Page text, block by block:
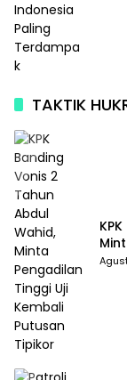
TAKTIK